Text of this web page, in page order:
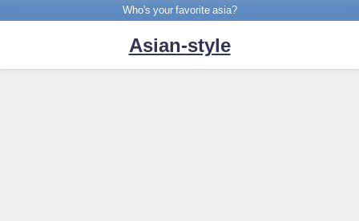
Who's your favorite asia?
Asian-style